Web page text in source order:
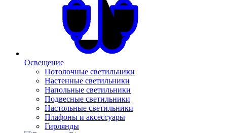
Освещение
Потолочные светильники
Настенные светильники
Напольные светильники
Подвесные светильники
Настольные светильники
Плафоны и аксессуары
Гирлянды